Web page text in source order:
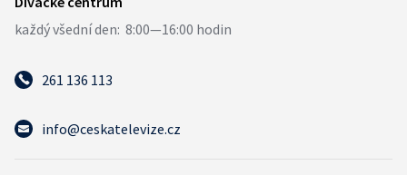
261 136 113
info@ceskatelevize.cz